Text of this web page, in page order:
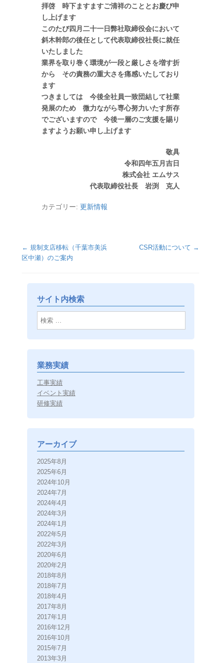
拝啓 時下ますますご清祥のこととお慶び申
し上げます
このたび四月二十一日弊社取締役会において
斜木幹郎の後任として代表取締役社長に就任
いたしました
業界を取り巻く環境が一段と厳しさを増す折
から その責務の重大さを痛感いたしており
ます
つきましては 今後全社員一致団結して社業
発展のため 微力ながら専心努力いたす所存
でございますので 今後一層のご支援を賜り
ますようお願い申し上げます
敬具
令和四年五月吉日
株式会社 エムサス
代表取締役社長 岩渕 克人
カテゴリー: 更新情報
投稿ナビゲーション
← 規制支店移転（千葉市美浜
区中瀬）のご案内
CSR活動について →
サイト内検索
検索
業務実績
工事実績
イベント実績
研修実績
アーカイブ
2025年8月
2025年6月
2024年10月
2024年7月
2024年4月
2024年3月
2024年1月
2022年5月
2022年3月
2020年6月
2020年2月
2018年8月
2018年7月
2018年4月
2017年8月
2017年1月
2016年12月
2016年10月
2015年7月
2013年3月